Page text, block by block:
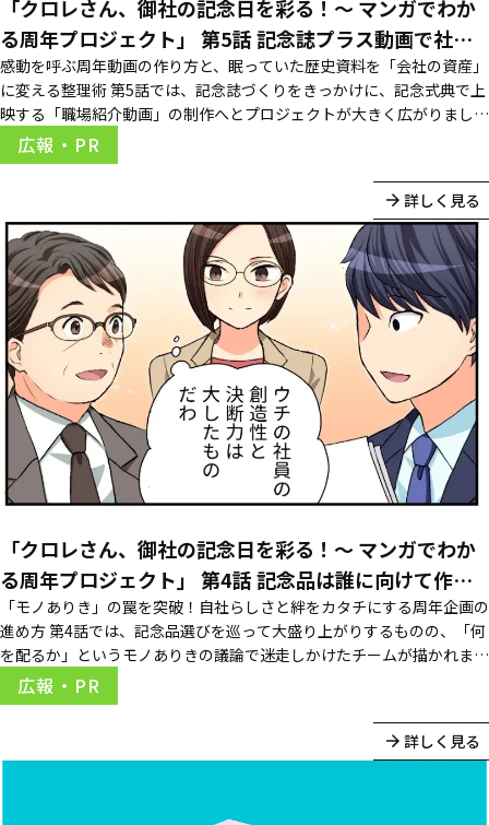
「クロレさん、御社の記念日を彩る！～ マンガでわか
る周年プロジェクト」 第5話 記念誌プラス動画で社史
を周知しよう
感動を呼ぶ周年動画の作り方と、眠っていた歴史資料を「会社の資産」
に変える整理術 第5話では、記念誌づくりをきっかけに、記念式典で上
映する「職場紹介動画」の制作へとプロジェクトが大きく広がりまし
た。しかし、いざ着手しようとすると、映像制作のノウハウ不足や、資
料室（通称・開かずの間）に眠っていた膨大な過去資料の山という壁が
広報・PR
詳しく見る
「クロレさん、御社の記念日を彩る！～ マンガでわか
る周年プロジェクト」 第4話 記念品は誰に向けて作
る？
「モノありき」の罠を突破！自社らしさと絆をカタチにする周年企画の
進め方 第4話では、記念品選びを巡って大盛り上がりするものの、「何
を配るか」というモノありきの議論で迷走しかけたチームが描かれまし
た。 TOPPANクロレは決して記念品やモノづくりを否定しているわけ
ではありません。大切なのは、「素晴らしいツールやイベント（手段）
広報・PR
詳しく見る